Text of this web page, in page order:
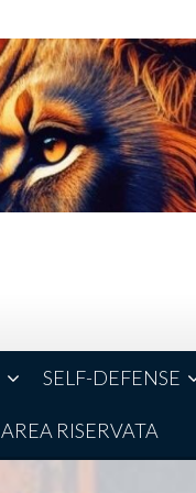
SELF-DEFENSE
AREA RISERVATA